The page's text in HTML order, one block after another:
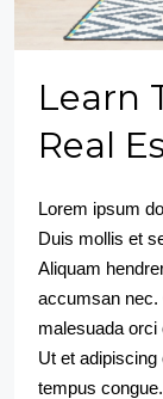
Learn
Real
Lorem ipsum
Duis mollis et
Aliquam
accumsan nec.
malesuada
Ut et
tempus